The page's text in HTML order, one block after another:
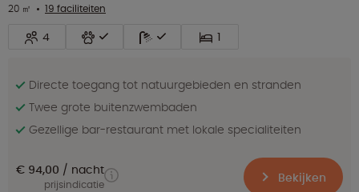
20 ㎡ 19 faciliteiten
4 1
Directe toegang tot natuurgebieden en stranden
Twee grote buitenzwembaden
Gezellige bar-restaurant met lokale specialiteiten
€ 94,00 nacht
prijsindicatie Bekijken